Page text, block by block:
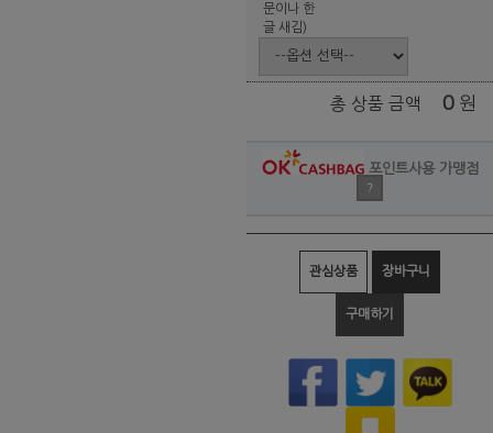
문이나 한
글 새김)
총 상품 금액 0 원
포인트사용 가맹점
?
관심상품 장바구니
구매하기